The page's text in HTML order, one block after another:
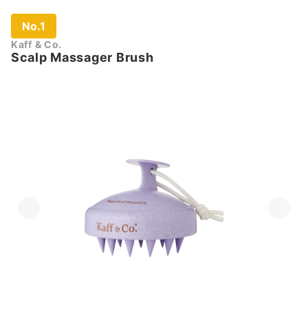
No.1
Kaff & Co.
Scalp Massager Brush